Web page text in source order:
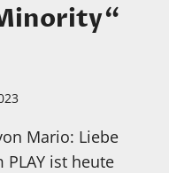
Mario: Liebe
ist heute